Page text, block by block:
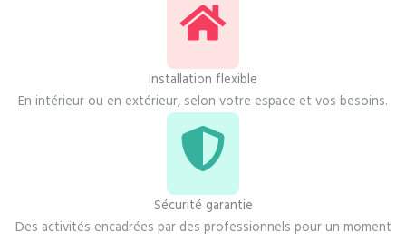
Installation flexible
En intérieur ou en extérieur, selon votre espace et vos besoins.
Sécurité garantie
Des activités encadrées par des professionnels pour un moment